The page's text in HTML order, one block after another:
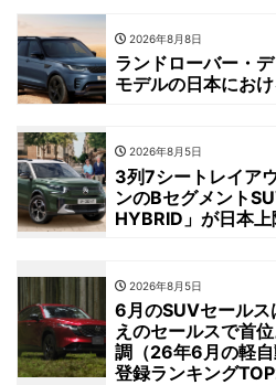
2026年8月8日
ランドローバー・
モデルの日本にお
2026年8月5日
3列7シートレイア
ンのBセグメント
HYBRID」が日本上
2026年8月5日
6月のSUVセールス
えのセールスで首
調（26年6月の軽
登録ランキング